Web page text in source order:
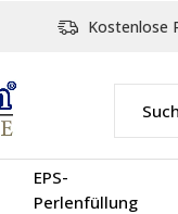
EPS-
Perlenfüllung
Kostenlose